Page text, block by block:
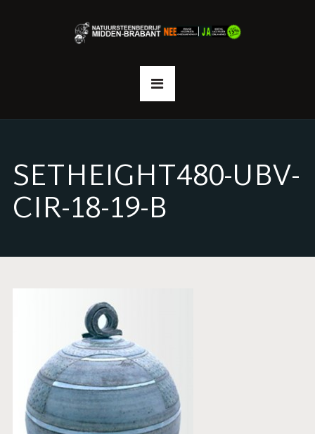
SETHEIGHT480-UBV-
CIR-18-19-B